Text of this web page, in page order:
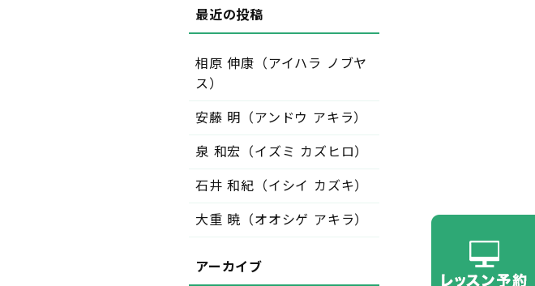
相原 伸康（アイハラ ノブヤ
ス）
安藤 明（アンドウ アキラ）
泉 和宏（イズミ カズヒロ）
石井 和紀（イシイ カズキ）
大重 暁（オオシゲ アキラ）